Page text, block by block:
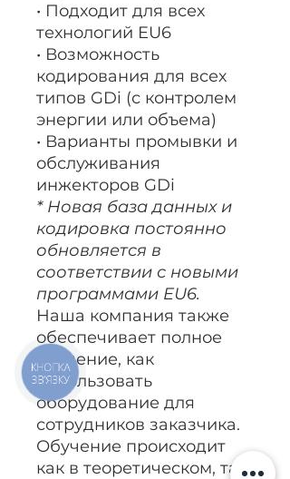
• Подходит для всех
технологий EU6
• Возможность
кодирования для всех
типов GDi (с контролем
энергии или объема)
• Варианты промывки и
обслуживания
инжекторов GDi
* Новая база данных и
кодировка постоянно
обновляется в
соответствии с новыми
программами EU6.
Наша компания также
обеспечивает полное
обучение, как
использовать
оборудование для
сотрудников заказчика.
Обучение происходит
как в теоретическом, так
КНОПКА
ЗВ'ЯЗКУ